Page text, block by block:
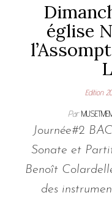
église
Edition
Par
Journée#2
Sonate et
Benoît
des